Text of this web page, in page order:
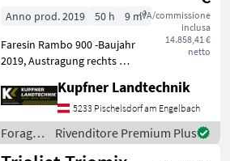
IVA/commissione
inclusa
14.858,41 €
netto
Anno prod. 2019 50 h
9 m³
Faresin Rambo 900 -Baujahr
2019, Austragung rechts mit
Gegenschneiden
mechanisch einschwenkbar,
Rückfahrkamera und LED
Arbeitsbeleuchtung,
Kupfner Landtechnik
5233 Pischelsdorf am Engelbach
Foraggiamento
/
Rivenditore Premium Plus